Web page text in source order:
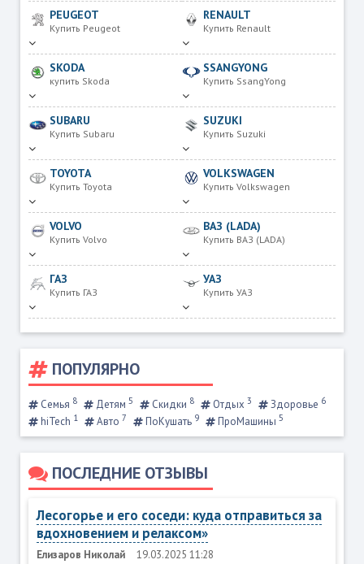
PEUGEOT
Купить Peugeot
RENAULT
Купить Renault
SKODA
купить Skoda
SSANGYONG
Купить SsangYong
SUBARU
Купить Subaru
SUZUKI
Купить Suzuki
TOYOTA
Купить Toyota
VOLKSWAGEN
Купить Volkswagen
VOLVO
Купить Volvo
ВАЗ (LADA)
Купить ВАЗ (LADA)
ГАЗ
Купить ГАЗ
УАЗ
Купить УАЗ
ПОПУЛЯРНО
Семья 8 Детям 5 Скидки 8 Отдых 3 Здоровье 6
hiTech 1 Авто 7 ПоКушать 9 ПроМашины 5
ПОСЛЕДНИЕ ОТЗЫВЫ
Лесогорье и его соседи: куда отправиться за
вдохновением и релаксом»
Елизаров Николай 19.03.2025 11:28